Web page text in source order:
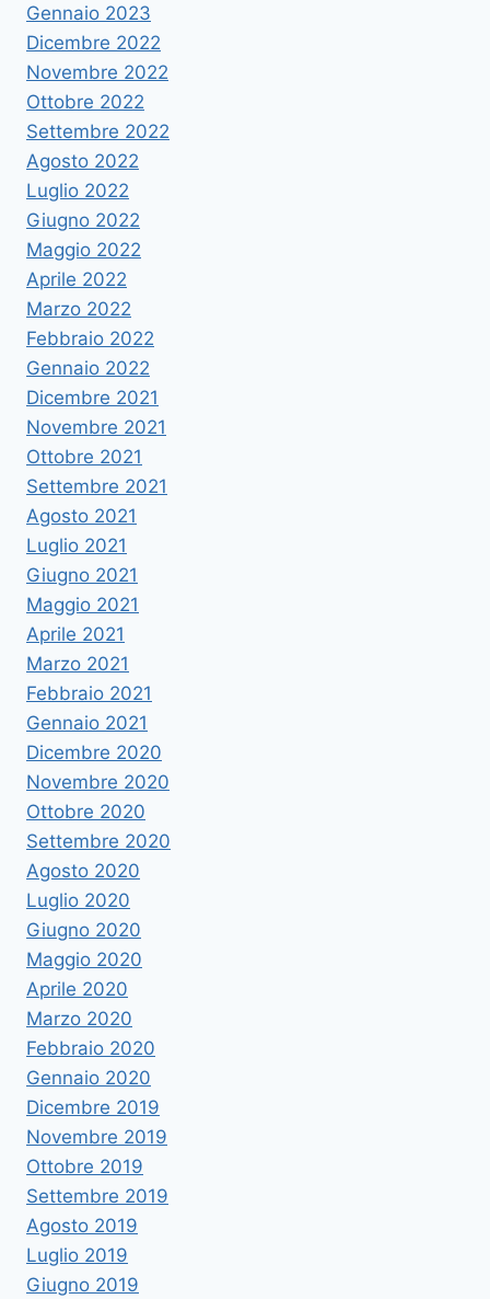
Gennaio 2023
Dicembre 2022
Novembre 2022
Ottobre 2022
Settembre 2022
Agosto 2022
Luglio 2022
Giugno 2022
Maggio 2022
Aprile 2022
Marzo 2022
Febbraio 2022
Gennaio 2022
Dicembre 2021
Novembre 2021
Ottobre 2021
Settembre 2021
Agosto 2021
Luglio 2021
Giugno 2021
Maggio 2021
Aprile 2021
Marzo 2021
Febbraio 2021
Gennaio 2021
Dicembre 2020
Novembre 2020
Ottobre 2020
Settembre 2020
Agosto 2020
Luglio 2020
Giugno 2020
Maggio 2020
Aprile 2020
Marzo 2020
Febbraio 2020
Gennaio 2020
Dicembre 2019
Novembre 2019
Ottobre 2019
Settembre 2019
Agosto 2019
Luglio 2019
Giugno 2019